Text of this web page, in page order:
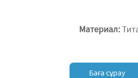
Материал:
Баға сұрау